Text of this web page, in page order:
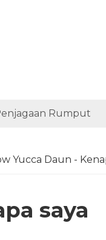
Rumput
Yucca Daun -
saya